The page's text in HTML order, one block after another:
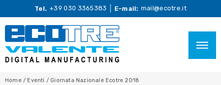
Tel. +39 030 3365383 E-mail: mail@ecotre.it
Home / Eventi / Giornata Nazionale Ecotre 2018